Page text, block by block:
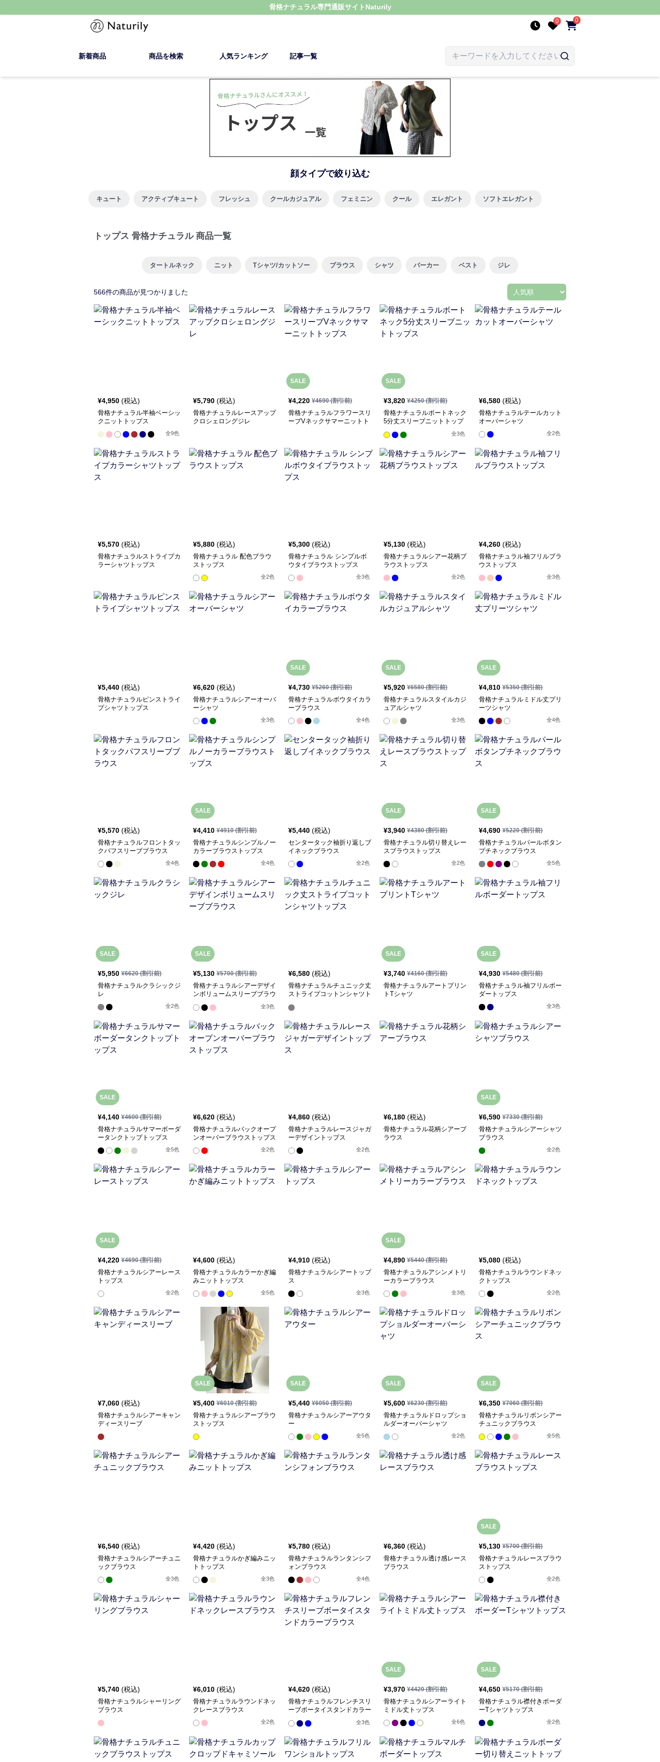
骨格ナチュラル専門通販サイト Naturily
0 0
新着商品 商品を検索 人気ランキング 記事一覧
顔タイプで絞り込む
キュート アクティブキュート フレッシュ クールカジュアル フェミニン クール エレガント ソフトエレガント
トップス 骨格ナチュラル 商品一覧
タートルネック ニット Tシャツ/カットソー ブラウス シャツ パーカー ベスト ジレ
566件の商品が見つかりました
¥4,950 (税込)
骨格ナチュラル半袖ベーシッ
クニットトップス
全9色
¥5,790 (税込)
骨格ナチュラルレースアップ
クロシェロングジレ
SALE
¥4,220 ¥4690(割引前)
骨格ナチュラルフラワースリ
ーブVネックサマーニットト
SALE
¥3,820 ¥4250(割引前)
骨格ナチュラルボートネック
5分丈スリーブニットトップ
全3色
¥6,580 (税込)
骨格ナチュラルテールカット
オーバーシャツ
全2色
¥5,570 (税込)
骨格ナチュラルストライプカ
ラーシャツトップス
¥5,880 (税込)
骨格ナチュラル 配色ブラウ
ストップス
全2色
¥5,300 (税込)
骨格ナチュラル シンプルボ
ウタイブラウストップス
全3色
¥5,130 (税込)
骨格ナチュラルシアー花柄ブ
ラウストップス
全2色
¥4,260 (税込)
骨格ナチュラル袖フリルブラ
ウストップス
全3色
¥5,440 (税込)
骨格ナチュラルピンストライ
プシャツトップス
¥6,620 (税込)
骨格ナチュラルシアーオーバ
ーシャツ
全3色
SALE
¥4,730 ¥5260(割引前)
骨格ナチュラルボウタイカラ
ーブラウス
全4色
SALE
¥5,920 ¥6580(割引前)
骨格ナチュラルスタイルカジ
ュアルシャツ
全3色
SALE
¥4,810 ¥5350(割引前)
骨格ナチュラルミドル丈プリ
ーツシャツ
全4色
¥5,570 (税込)
骨格ナチュラルフロントタッ
クパフスリーブブラウス
全4色
SALE
¥4,410 ¥4910(割引前)
骨格ナチュラルシンプルノー
カラーブラウストップス
全4色
¥5,440 (税込)
センタータック袖折り返しブ
イネックブラウス
全2色
SALE
¥3,940 ¥4380(割引前)
骨格ナチュラル切り替えレー
スブラウストップス
全2色
SALE
¥4,690 ¥5220(割引前)
骨格ナチュラルパールボタン
プチネックブラウス
全5色
SALE
¥5,950 ¥6620(割引前)
骨格ナチュラルクラシックジ
レ
全2色
SALE
¥5,130 ¥5700(割引前)
骨格ナチュラルシアーデザイ
ンボリュームスリーブブラウ
全3色
¥6,580 (税込)
骨格ナチュラルチュニック丈
ストライプコットンシャツト
SALE
¥3,740 ¥4160(割引前)
骨格ナチュラルアートプリン
トTシャツ
SALE
¥4,930 ¥5480(割引前)
骨格ナチュラル袖フリルボー
ダートップス
全3色
SALE
¥4,140 ¥4600(割引前)
骨格ナチュラルサマーボーダ
ータンクトップトップス
全5色
¥6,620 (税込)
骨格ナチュラルバックオープ
ンオーバーブラウストップス
全2色
¥4,860 (税込)
骨格ナチュラルレースジャガ
ーデザイントップス
全2色
¥6,180 (税込)
骨格ナチュラル花柄シアーブ
ラウス
SALE
¥6,590 ¥7330(割引前)
骨格ナチュラルシアーシャツ
ブラウス
全2色
SALE
¥4,220 ¥4690(割引前)
骨格ナチュラルシアーレース
トップス
全2色
¥4,600 (税込)
骨格ナチュラルカラーかぎ編
みニットトップス
全5色
¥4,910 (税込)
骨格ナチュラルシアートップ
ス
全3色
SALE
¥4,890 ¥5440(割引前)
骨格ナチュラルアシンメトリ
ーカラーブラウス
全3色
¥5,080 (税込)
骨格ナチュラルラウンドネッ
クトップス
全2色
¥7,060 (税込)
骨格ナチュラルシアーキャン
ディースリーブ
SALE
¥5,400 ¥6010(割引前)
骨格ナチュラルシアーブラウ
ストップス
SALE
¥5,440 ¥6050(割引前)
骨格ナチュラルシアーアウタ
ー
全5色
SALE
¥5,600 ¥6230(割引前)
骨格ナチュラルドロップショ
ルダーオーバーシャツ
全2色
SALE
¥6,350 ¥7060(割引前)
骨格ナチュラルリボンシアー
チュニックブラウス
全5色
¥6,540 (税込)
骨格ナチュラルシアーチュニ
ックブラウス
全3色
¥4,420 (税込)
骨格ナチュラルかぎ編みニッ
トトップス
全3色
¥5,780 (税込)
骨格ナチュラルランタンシフ
ォンブラウス
全4色
¥6,360 (税込)
骨格ナチュラル透け感レース
ブラウス
SALE
¥5,130 ¥5700(割引前)
骨格ナチュラルレースブラウ
ストップス
全2色
¥5,740 (税込)
骨格ナチュラルシャーリング
ブラウス
¥6,010 (税込)
骨格ナチュラルラウンドネッ
クレースブラウス
全2色
¥4,620 (税込)
骨格ナチュラルフレンチスリ
ーブボータイスタンドカラー
全3色
SALE
¥3,970 ¥4420(割引前)
骨格ナチュラルシアーライト
ミドル丈トップス
全6色
SALE
¥4,650 ¥5170(割引前)
骨格ナチュラル襟付きボーダ
ーTシャツトップス
全2色